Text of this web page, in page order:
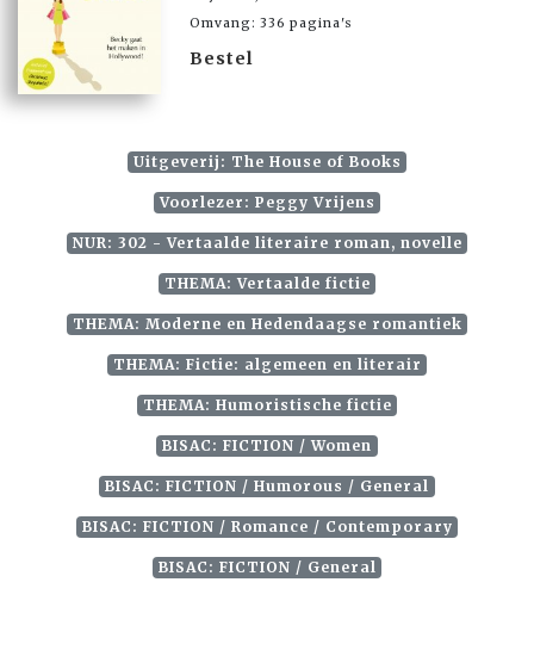
Omvang: 336 pagina's
Bestel
Uitgeverij: The House of Books
Voorlezer: Peggy Vrijens
NUR: 302 - Vertaalde literaire roman, novelle
THEMA: Vertaalde fictie
THEMA: Moderne en Hedendaagse romantiek
THEMA: Fictie: algemeen en literair
THEMA: Humoristische fictie
BISAC: FICTION / Women
BISAC: FICTION / Humorous / General
BISAC: FICTION / Romance / Contemporary
BISAC: FICTION / General